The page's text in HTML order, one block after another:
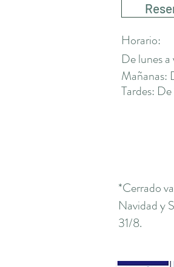
Horario:
De lunes a
Mañanas:
Tardes:
*Cerrado
Navidad y
31/8.